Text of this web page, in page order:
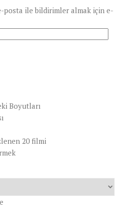
posta ile bildirimler almak için e-
Boyutları
20 filmi